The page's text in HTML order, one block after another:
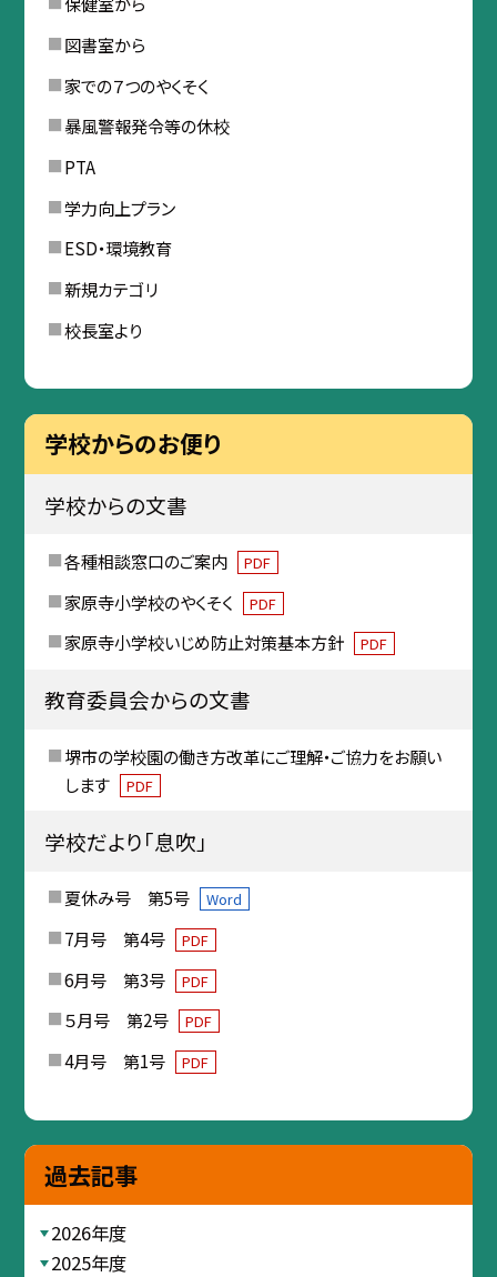
図書室から
家での７つのやくそく
暴風警報発令等の休校
PTA
学力向上プラン
ESD・環境教育
新規カテゴリ
校長室より
学校からのお便り
学校からの文書
各種相談窓口のご案内 PDF
家原寺小学校のやくそく PDF
家原寺小学校いじめ防止対策基本方針 PDF
教育委員会からの文書
堺市の学校園の働き方改革にご理解・ご協力をお願い
します
PDF
学校だより「息吹」
夏休み号 第5号 Word
7月号 第4号 PDF
6月号 第3号 PDF
５月号 第2号 PDF
4月号 第1号 PDF
過去記事
2026年度
2025年度